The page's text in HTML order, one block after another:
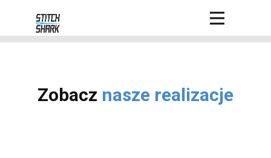
Zobacz nasze realizacje